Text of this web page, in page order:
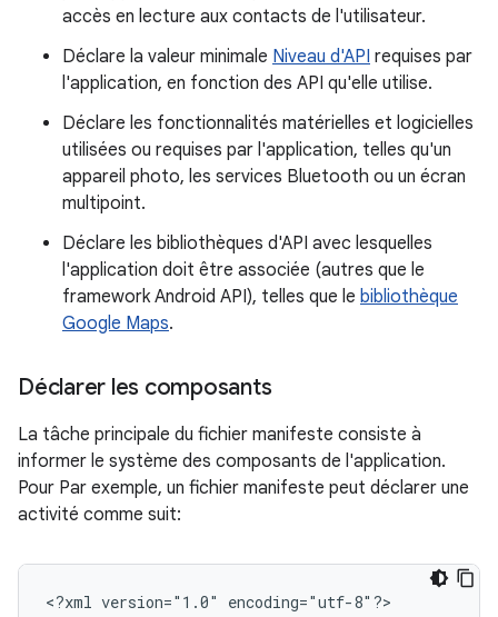
accès en lecture aux contacts de l'utilisateur.
Déclare la valeur minimale Niveau d'API requises par
l'application, en fonction des API qu'elle utilise.
Déclare les fonctionnalités matérielles et logicielles
utilisées ou requises par l'application, telles qu'un
appareil photo, les services Bluetooth ou un écran
multipoint.
Déclare les bibliothèques d'API avec lesquelles
l'application doit être associée (autres que le
framework Android API), telles que le bibliothèque
Google Maps.
Déclarer les composants
La tâche principale du fichier manifeste consiste à
informer le système des composants de l'application.
Pour Par exemple, un fichier manifeste peut déclarer une
activité comme suit:
<?xml version="1.0"
encoding="utf-8"?>